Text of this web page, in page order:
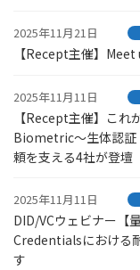
2025年11月21日
【Recept主催】Meet
2025年11月11日
【Recept主催】これ
Biometric～生体認証
頼を支える4社が登壇
2025年11月11日
DID/VCウェビナー【
Credentialsにおける
す